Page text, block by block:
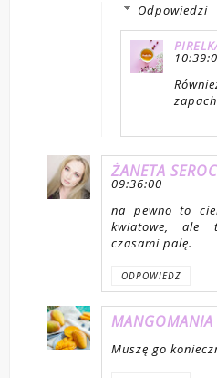
Odpowiedzi
ŻANETA
09:36:00
na pewno to
kwiatowe, ale
czasami palę.
ODPOWIEDZ
MANGOMANIA
Muszę go